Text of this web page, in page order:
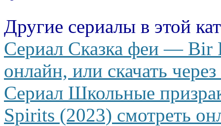
Другие сериалы в этой
Сериал Сказка феи — Bir
онлайн, или скачать
Сериал Школьные
Spirits (2023) смотреть